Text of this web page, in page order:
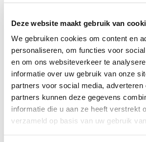
Deze website maakt gebruik van
We gebruiken cookies om content en
personaliseren, om functies voor
en om ons websiteverkeer te
informatie over uw gebruik van onze
partners voor social media, adverteren
partners kunnen deze gegevens
informatie die u aan ze heeft verstrekt
verzameld op basis van uw gebruik
Travail transfrontalier et détachement
Entreprendre en Belgique
Informations des pays
QUI ÊTES-VOUS
Employeur à l’international
Salarié
Conseiller et partenaire
QUI SOMMES-NOUS
Notre histoire
Nos employés